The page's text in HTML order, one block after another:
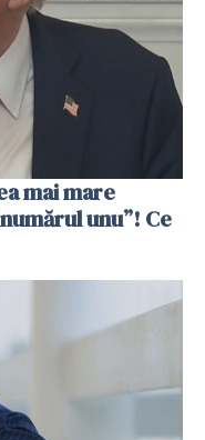
mai mare
unu”! Ce